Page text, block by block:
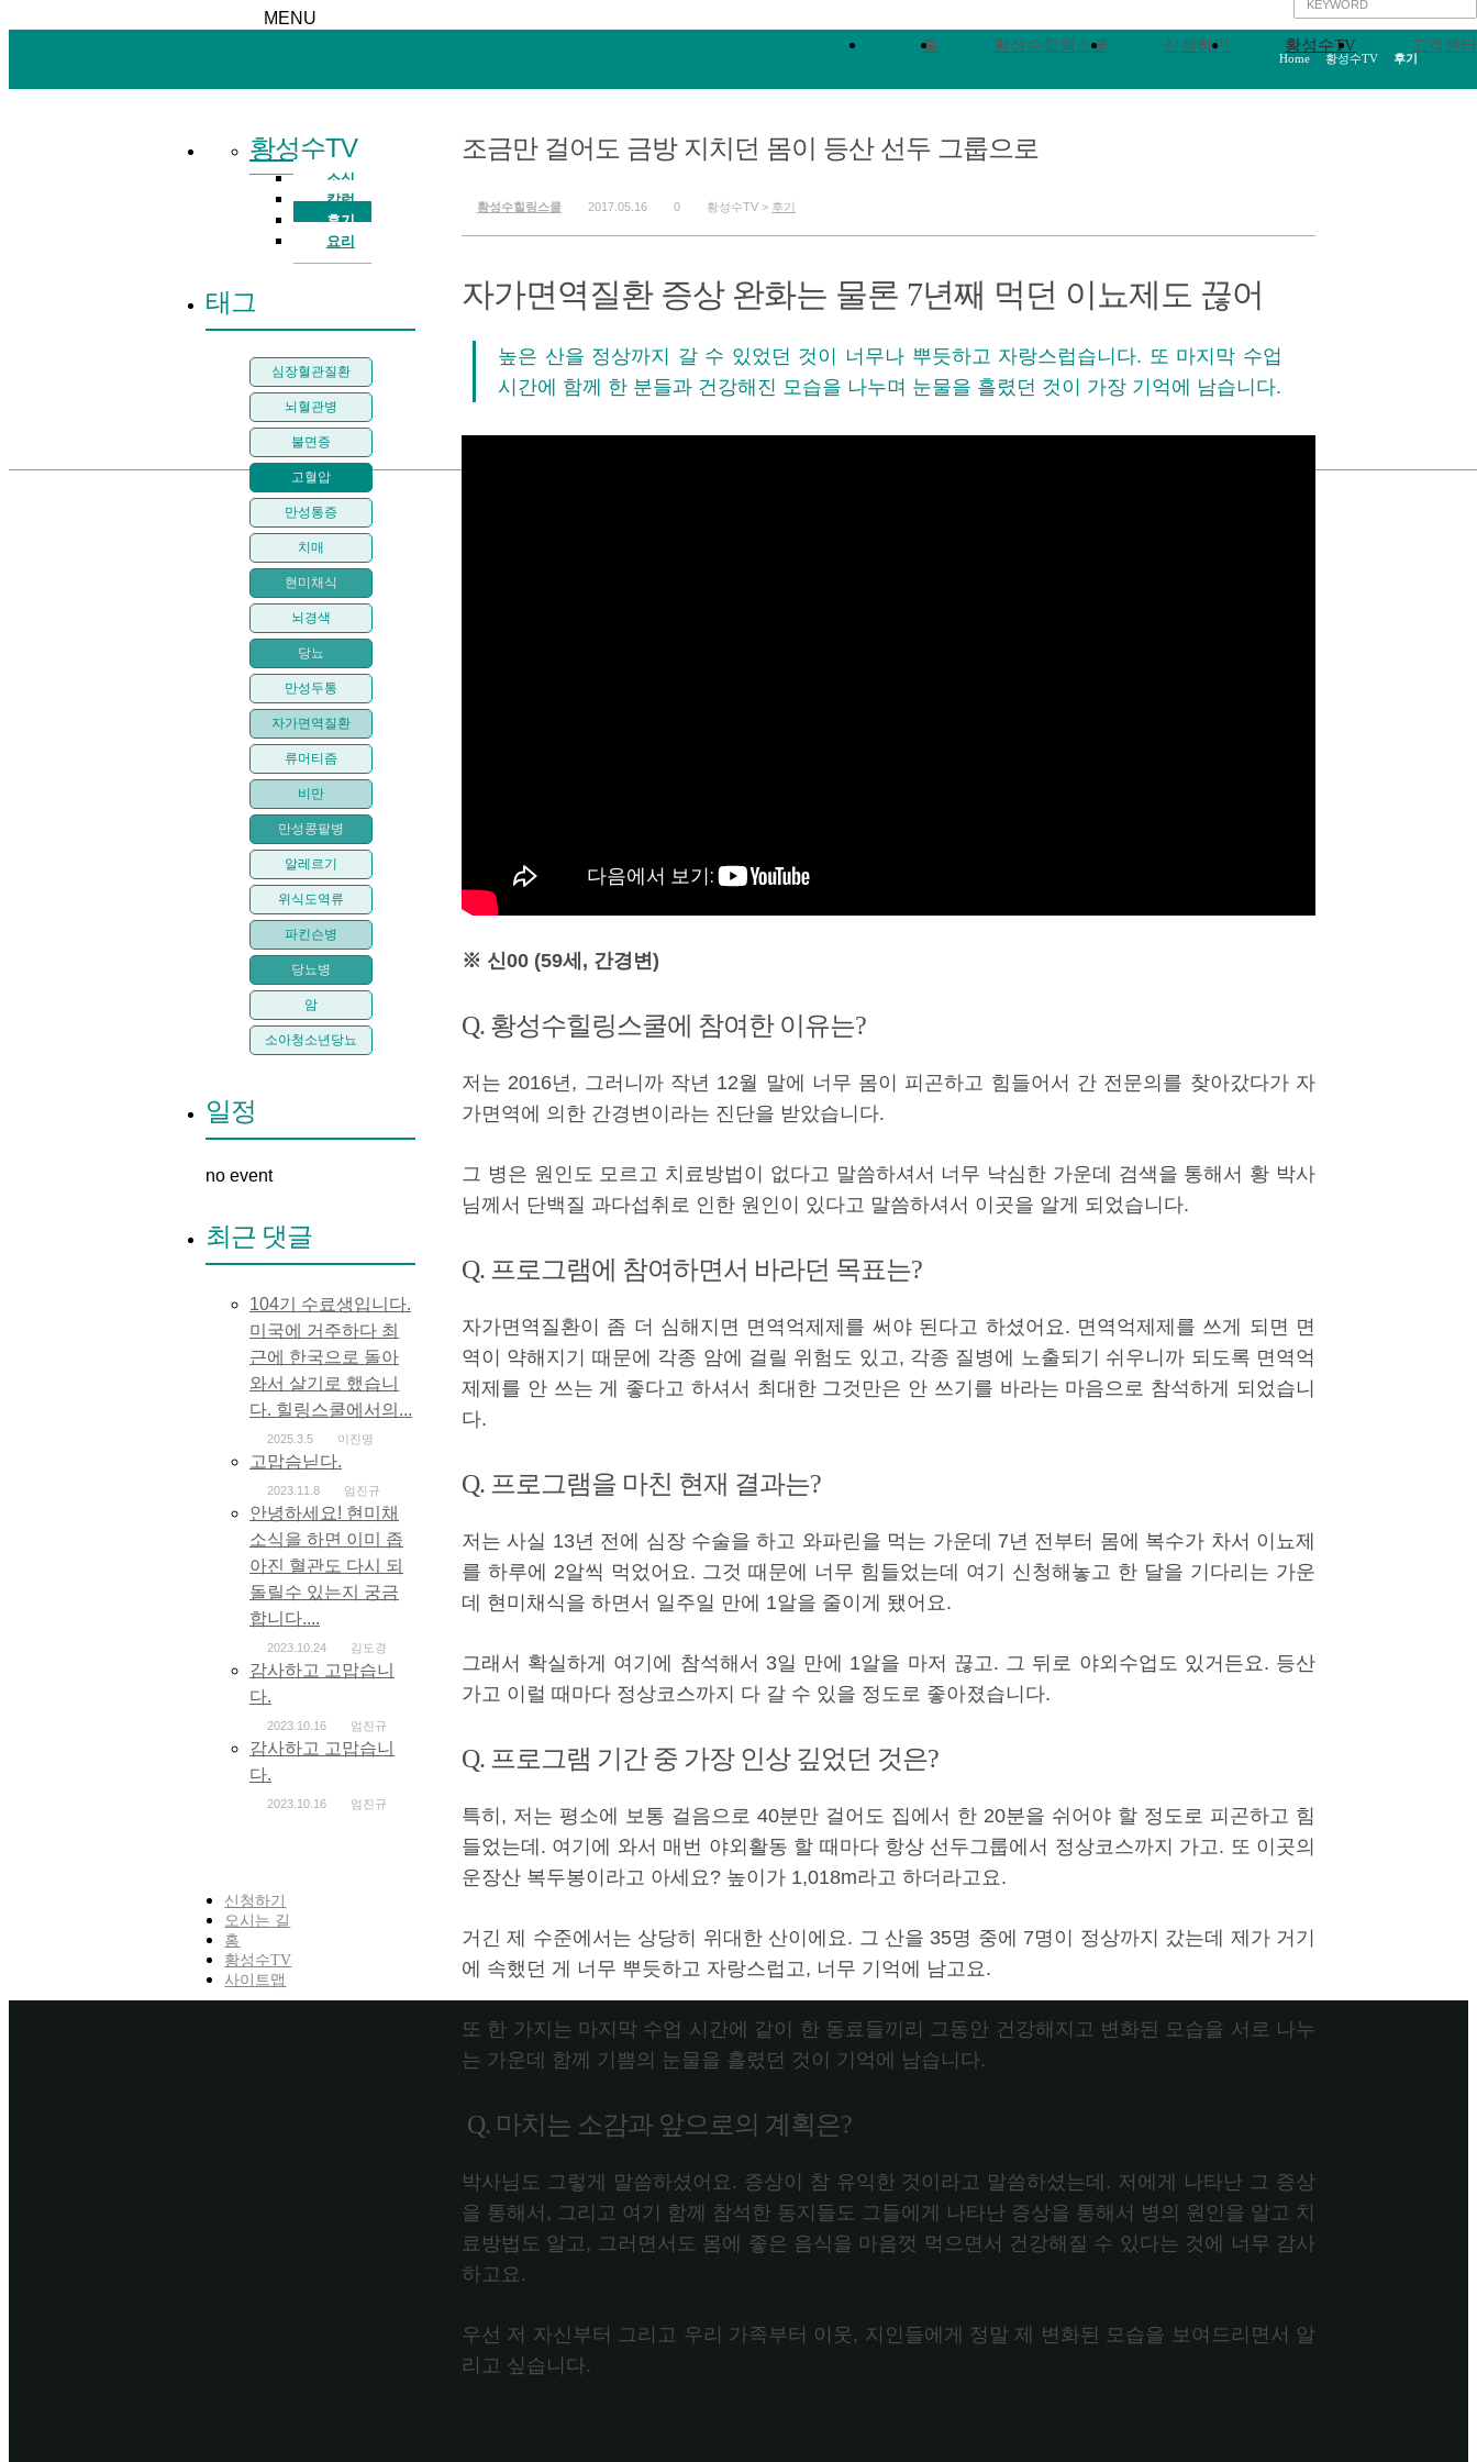
MENU
홈 황성수힐링스쿨 신청하기 황성수TV 고객센터
Home 황성수TV 후기
조금만 걸어도 금방 지치던 몸이 등산 선두 그룹으로
황성수힐링스쿨 2017.05.16 0 황성수TV > 후기
자가면역질환 증상 완화는 물론 7년째 먹던 이뇨제도 끊어
높은 산을 정상까지 갈 수 있었던 것이 너무나 뿌듯하고 자랑스럽습니다. 또 마지막 수업
시간에 함께 한 분들과 건강해진 모습을 나누며 눈물을 흘렸던 것이 가장 기억에 남습니다.
※ 신00 (59세, 간경변)
Q. 황성수힐링스쿨에 참여한 이유는?
저는 2016년, 그러니까 작년 12월 말에 너무 몸이 피곤하고 힘들어서 간 전문의를 찾아갔다가 자
가면역에 의한 간경변이라는 진단을 받았습니다.
그 병은 원인도 모르고 치료방법이 없다고 말씀하셔서 너무 낙심한 가운데 검색을 통해서 황 박사
님께서 단백질 과다섭취로 인한 원인이 있다고 말씀하셔서 이곳을 알게 되었습니다.
Q. 프로그램에 참여하면서 바라던 목표는?
자가면역질환이 좀 더 심해지면 면역억제제를 써야 된다고 하셨어요. 면역억제제를 쓰게 되면 면
역이 약해지기 때문에 각종 암에 걸릴 위험도 있고, 각종 질병에 노출되기 쉬우니까 되도록 면역억
제제를 안 쓰는 게 좋다고 하셔서 최대한 그것만은 안 쓰기를 바라는 마음으로 참석하게 되었습니
다.
Q. 프로그램을 마친 현재 결과는?
저는 사실 13년 전에 심장 수술을 하고 와파린을 먹는 가운데 7년 전부터 몸에 복수가 차서 이뇨제
를 하루에 2알씩 먹었어요. 그것 때문에 너무 힘들었는데 여기 신청해놓고 한 달을 기다리는 가운
데 현미채식을 하면서 일주일 만에 1알을 줄이게 됐어요.
그래서 확실하게 여기에 참석해서 3일 만에 1알을 마저 끊고. 그 뒤로 야외수업도 있거든요. 등산
가고 이럴 때마다 정상코스까지 다 갈 수 있을 정도로 좋아졌습니다.
Q. 프로그램 기간 중 가장 인상 깊었던 것은?
특히, 저는 평소에 보통 걸음으로 40분만 걸어도 집에서 한 20분을 쉬어야 할 정도로 피곤하고 힘
들었는데. 여기에 와서 매번 야외활동 할 때마다 항상 선두그룹에서 정상코스까지 가고. 또 이곳의
운장산 복두봉이라고 아세요? 높이가 1,018m라고 하더라고요.
거긴 제 수준에서는 상당히 위대한 산이에요. 그 산을 35명 중에 7명이 정상까지 갔는데 제가 거기
에 속했던 게 너무 뿌듯하고 자랑스럽고, 너무 기억에 남고요.
또 한 가지는 마지막 수업 시간에 같이 한 동료들끼리 그동안 건강해지고 변화된 모습을 서로 나누
는 가운데 함께 기쁨의 눈물을 흘렸던 것이 기억에 남습니다.
Q. 마치는 소감과 앞으로의 계획은?
박사님도 그렇게 말씀하셨어요. 증상이 참 유익한 것이라고 말씀하셨는데. 저에게 나타난 그 증상
을 통해서, 그리고 여기 함께 참석한 동지들도 그들에게 나타난 증상을 통해서 병의 원인을 알고 치
료방법도 알고, 그러면서도 몸에 좋은 음식을 마음껏 먹으면서 건강해질 수 있다는 것에 너무 감사
하고요.
우선 저 자신부터 그리고 우리 가족부터 이웃, 지인들에게 정말 제 변화된 모습을 보여드리면서 알
리고 싶습니다.
황성수TV
소식
칼럼
후기
요리
태그
심장혈관질환
뇌혈관병
불면증
고혈압
만성통증
치매
현미채식
뇌경색
당뇨
만성두통
자가면역질환
류머티즘
비만
만성콩팥병
알레르기
위식도역류
파킨슨병
당뇨병
암
소아청소년당뇨
일정
no event
최근 댓글
104기 수료생입니다.
미국에 거주하다 최
근에 한국으로 돌아
와서 살기로 했습니
다. 힐링스쿨에서의...
2025.3.5 이진명
고맙슴닏다.
2023.11.8 엄진규
안녕하세요! 현미채
소식을 하면 이미 좁
아진 혈관도 다시 되
돌릴수 있는지 궁금
합니다....
2023.10.24 김도경
감사하고 고맙습니
다.
2023.10.16 엄진규
감사하고 고맙습니
다.
2023.10.16 엄진규
신청하기
오시는 길
홈
황성수TV
사이트맵